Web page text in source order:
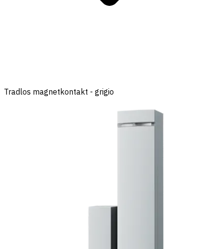
Tradlos magnetkontakt - grigio